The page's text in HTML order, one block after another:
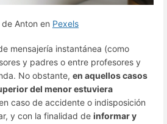
de Anton en Pexels
mensajería instantánea (como
y padres o entre profesores y
No obstante, en aquellos casos
del menor estuviera
caso de accidente o indisposición
y con la finalidad de informar y